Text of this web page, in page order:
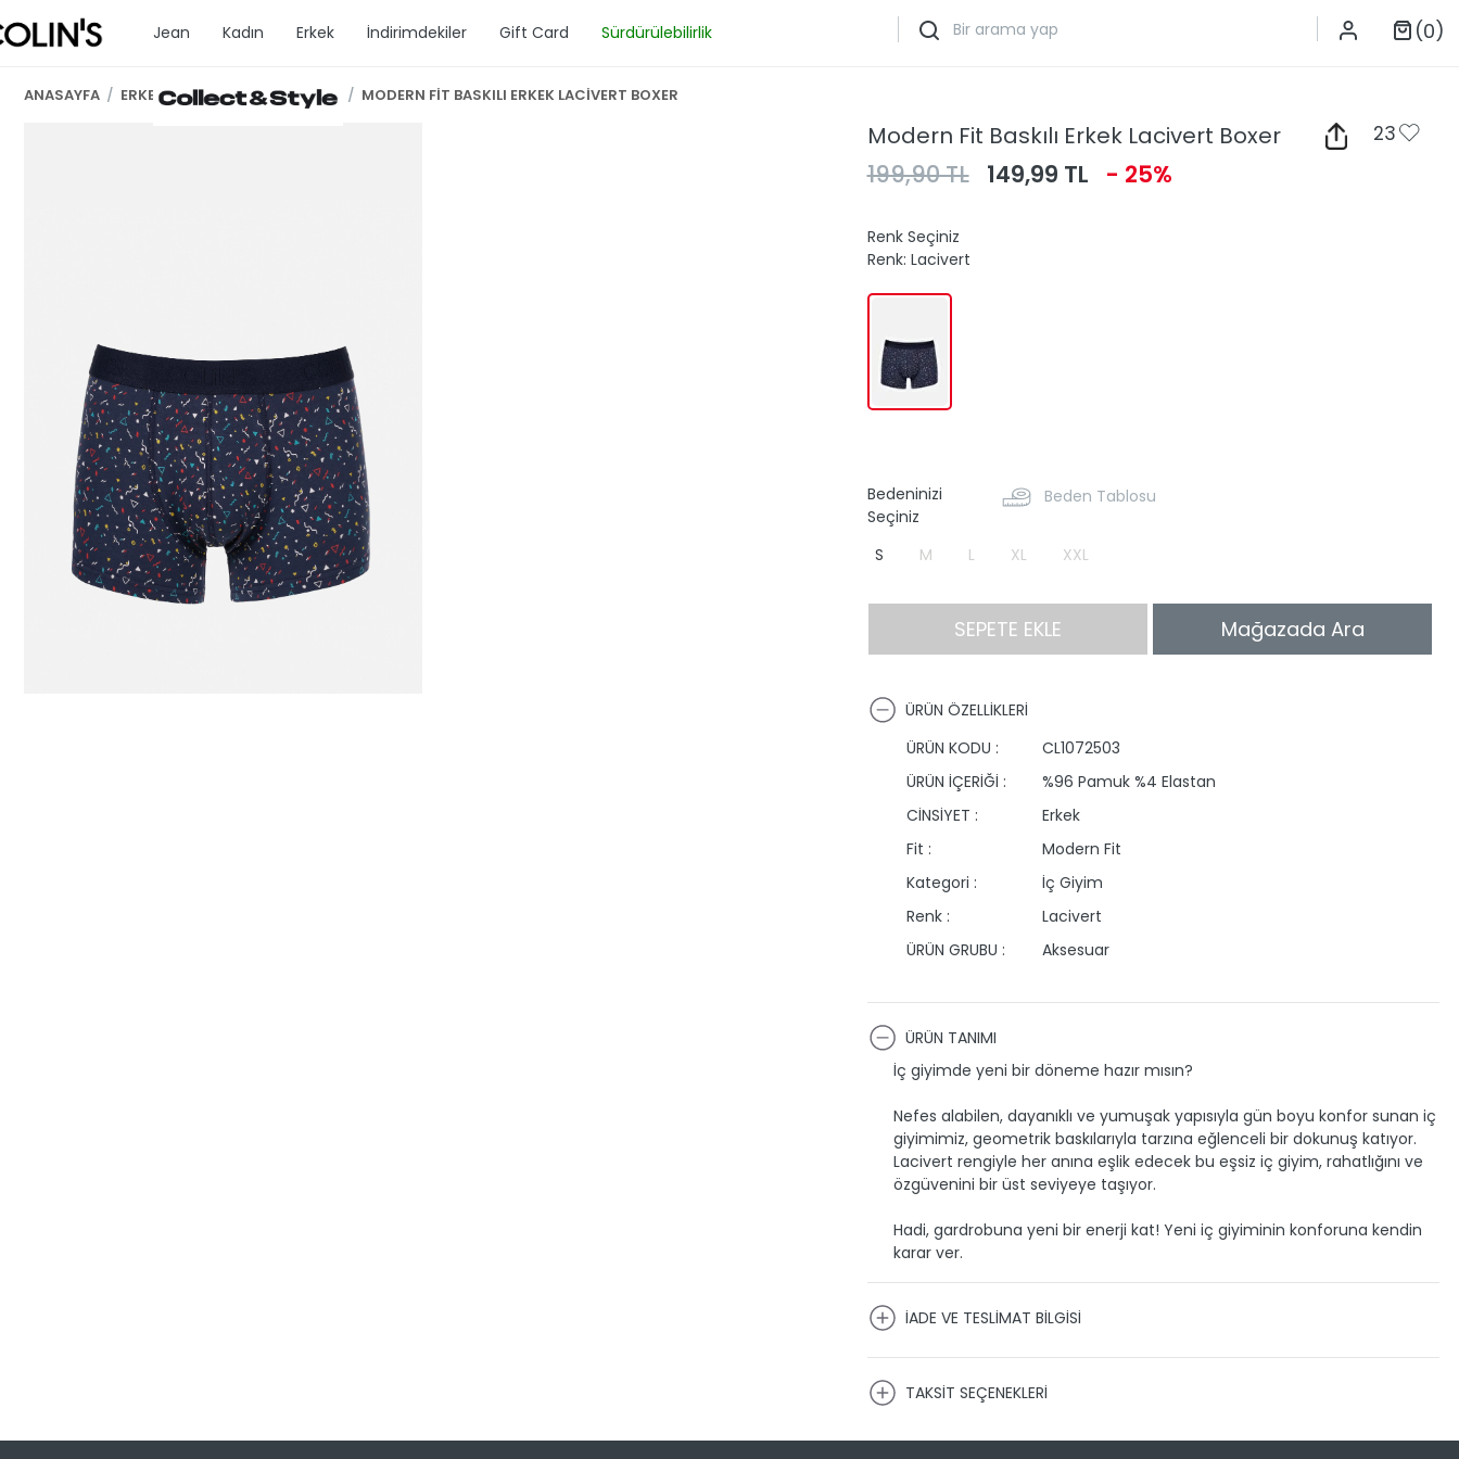
Jean Kadın Erkek İndirimdekiler Gift Card Sürdürülebilirlik (0)
ANASAYFA / ERKEK GİYİM / ERKEK İC GİYİM / MODERN FİT BASKILI ERKEK LACİVERT BOXER
Modern Fit Baskılı Erkek Lacivert Boxer 23
199,90 TL 149,99 TL - 25%
Renk Seçiniz
Renk: Lacivert
Bedeninizi
Seçiniz
Beden Tablosu
S M L XL XXL
SEPETE EKLE Mağazada Ara
ÜRÜN ÖZELLİKLERİ
ÜRÜN KODU :
CL1072503
ÜRÜN İÇERİĞİ :
%96 Pamuk %4 Elastan
CİNSİYET :
Erkek
Fit :
Modern Fit
Kategori :
İç Giyim
Renk :
Lacivert
ÜRÜN GRUBU :
Aksesuar
ÜRÜN TANIMI
İç giyimde yeni bir döneme hazır mısın?
Nefes alabilen, dayanıklı ve yumuşak yapısıyla gün boyu konfor sunan iç
giyimimiz, geometrik baskılarıyla tarzına eğlenceli bir dokunuş katıyor.
Lacivert rengiyle her anına eşlik edecek bu eşsiz iç giyim, rahatlığını ve
özgüvenini bir üst seviyeye taşıyor.
Hadi, gardrobuna yeni bir enerji kat! Yeni iç giyiminin konforuna kendin
karar ver.
İADE VE TESLİMAT BİLGİSİ
Ürünlerinizin gönderimini anlaşmalı olduğumuz PTT, HEPSİJET ve BOVO
kargoya teslim edilir.
TAKSİT SEÇENEKLERİ